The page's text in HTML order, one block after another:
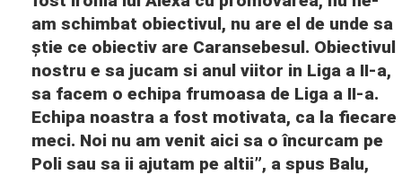
am schimbat obiectivul, nu are el de unde sa
știe ce obiectiv are Caransebesul. Obiectivul
nostru e sa jucam si anul viitor in Liga a II-a,
sa facem o echipa frumoasa de Liga a II-a.
Echipa noastra a fost motivata, ca la fiecare
meci. Noi nu am venit aici sa o încurcam pe
Poli sau sa ii ajutam pe altii”, a spus Balu,